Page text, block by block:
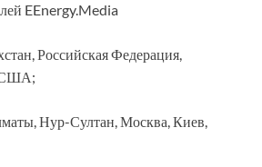
EEnergy.Media
Российская Федерация,
США;
Нур-Султан, Москва, Киев,